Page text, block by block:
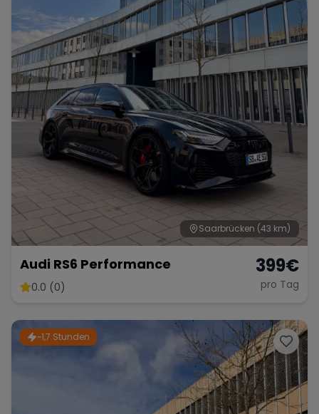
Range Rover Corvette
Saarbrücken (43 km)
Audi RS6 Performance
0.0 (0)
399€
pro Tag
~1,7 Stunden